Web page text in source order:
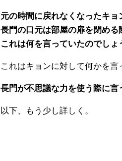
元の時間に戻れなくなったキョ
長門の口元は部屋の扉を閉める
これは何を言っていたのでしょ
これはキョンに対して何かを言
長門が不思議な力を使う際に言
以下、もう少し詳しく。